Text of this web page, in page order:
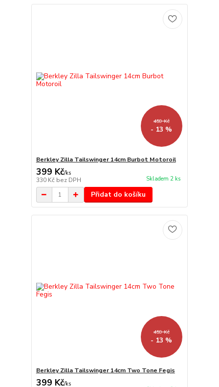
459 Kč
- 13 %
Berkley Zilla Tailswinger 14cm Burbot Motoroil
399 Kč/ks
330 Kč bez DPH Skladem 2 ks
Přidat do košíku
459 Kč
- 13 %
Berkley Zilla Tailswinger 14cm Two Tone Fegis
399 Kč/ks